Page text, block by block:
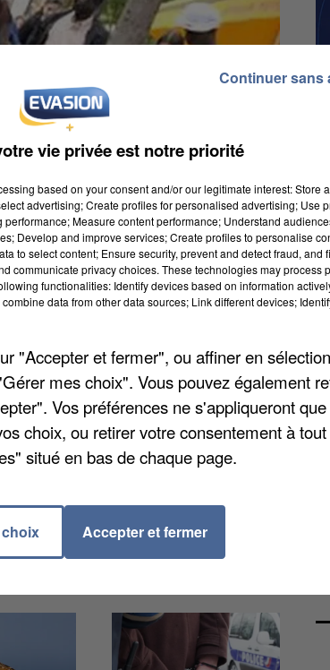
du réseau de transport en
du mois, l'intercommunalité a fait
ont été créés le dimanche sur la
Mantes et le lycée Senghor de
deux nouvelles courses. La
Les bus de la ligne Z, enfin,
vie privée est notre priorité
based on your consent and/or our legitimate interest: Store
advertising; Create profiles for personalised advertising; Use
Measure content performance; Understand
Develop and improve services; Create profiles to personalise
to select content; Ensure security, prevent and detect fraud, and
communicate privacy choices. These technologies may process
functionalities: Identify devices based on information
data from other data sources; Link different devices;
"Accepter et fermer", ou affiner en
mes choix". Vous pouvez également
Vos préférences ne s'appliqueront
choix, ou retirer votre consentement à tout
situé en bas de chaque page.
Accepter et fermer
Continuer sans